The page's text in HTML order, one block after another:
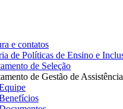
e contatos
de Políticas de Ensino e
de Seleção
de Gestão de